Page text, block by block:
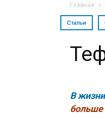
Главная
Статьи
В жизни
больше